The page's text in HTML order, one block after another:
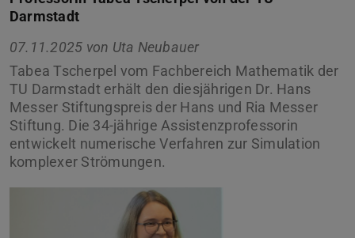
Darmstadt
07.11.2025 von Uta Neubauer
Tabea Tscherpel vom Fachbereich Mathematik der
TU Darmstadt erhält den diesjährigen Dr. Hans
Messer Stiftungspreis der Hans und Ria Messer
Stiftung. Die 34-jährige Assistenzprofessorin
entwickelt numerische Verfahren zur Simulation
komplexer Strömungen.